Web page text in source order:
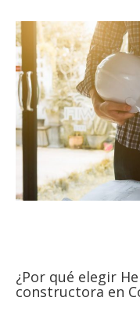
¿Por qué elegir
constructora en